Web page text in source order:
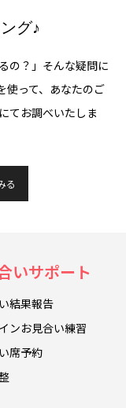
グ♪
の？」そんな疑問に
使って、あなたのご
てお調べいたしま
る
いサポート
結果報告
ンお見合い練習
席予約